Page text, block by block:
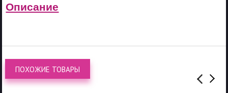
Описание
ПОХОЖИЕ ТОВАРЫ